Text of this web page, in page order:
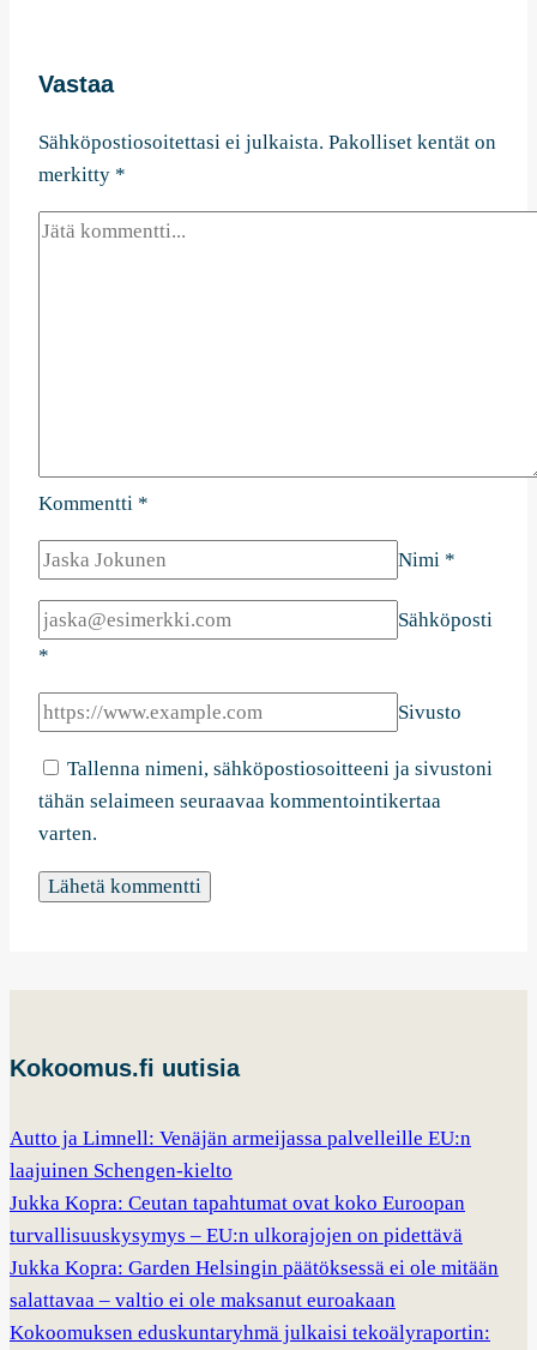
Vastaa
Sähköpostiosoitettasi ei julkaista. Pakolliset kentät on
merkitty *
Kommentti *
Nimi *
Sähköposti
*
Sivusto
Tallenna nimeni, sähköpostiosoitteeni ja sivustoni
tähän selaimeen seuraavaa kommentointikertaa
varten.
Kokoomus.fi uutisia
Autto ja Limnell: Venäjän armeijassa palvelleille EU:n
laajuinen Schengen-kielto
Jukka Kopra: Ceutan tapahtumat ovat koko Euroopan
turvallisuuskysymys – EU:n ulkorajojen on pidettävä
Jukka Kopra: Garden Helsingin päätöksessä ei ole mitään
salattavaa – valtio ei ole maksanut euroakaan
Kokoomuksen eduskuntaryhmä julkaisi tekoälyraportin: